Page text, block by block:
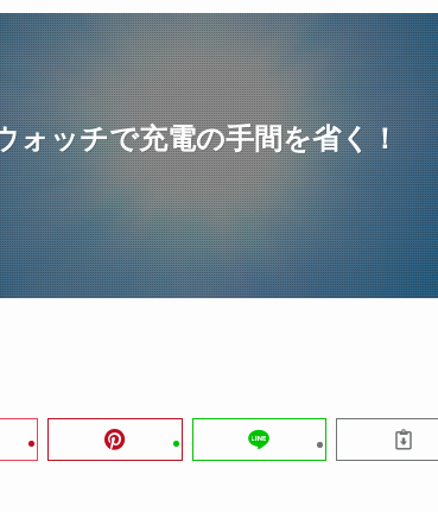
ォッチで充電の手間を省く！